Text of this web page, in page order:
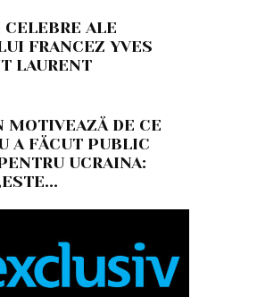
CELEBRE ALE
FRANCEZ YVES
LAURENT
MOTIVEAZĂ DE CE
A FĂCUT PUBLIC
UCRAINA: